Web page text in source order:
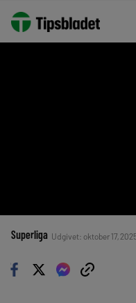
Superliga Udgivet: oktober 17,